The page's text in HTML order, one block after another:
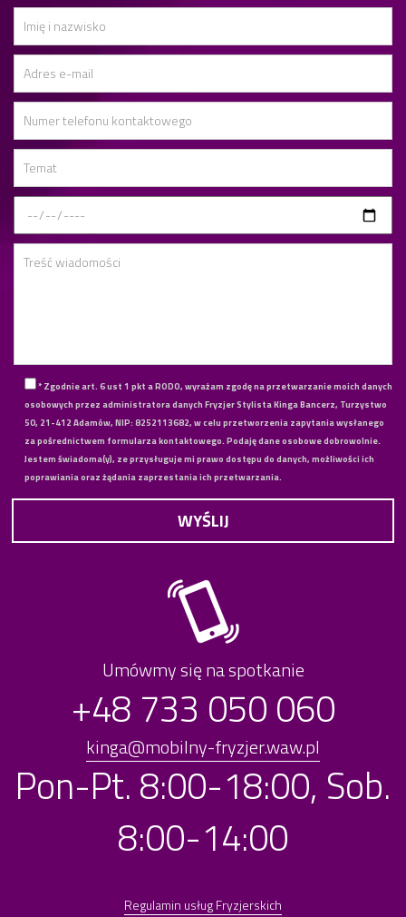
* Zgodnie art. 6 ust 1 pkt a RODO, wyrażam zgodę na przetwarzanie moich danych
osobowych przez administratora danych Fryzjer Stylista Kinga Bancerz, Turzystwo
50, 21-412 Adamów, NIP: 8252113682, w celu przetworzenia zapytania wysłanego
za pośrednictwem formularza kontaktowego. Podaję dane osobowe dobrowolnie.
Jestem świadoma(y), ze przysługuje mi prawo dostępu do danych, możliwości ich
poprawiania oraz żądania zaprzestania ich przetwarzania.
Umówmy się na spotkanie
+48 733 050 060
kinga@mobilny-fryzjer.waw.pl
Pon-Pt. 8:00-18:00, Sob.
8:00-14:00
Regulamin usług Fryzjerskich